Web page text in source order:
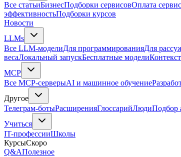
Все статьиБизнесПодборки сервисовОплата
эффективностьПодборки курсов
Новости
LLMs
Все LLM-моделиДля программированияДля
весаЛокальный запускБесплатные модели
MCP
Все MCP-серверыAI и машинное обучение
Другое
Телеграм-ботыРасширенияГлоссарийЛюдиПодбор
Учиться
IT-профессииШколы
КурсыСкоро
Q&AПолезное